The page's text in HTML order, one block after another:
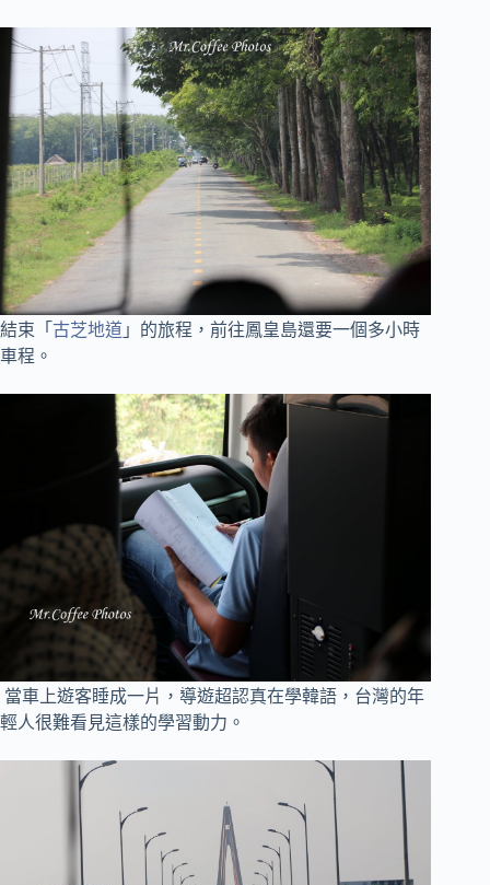
結束「 古芝地道 」的旅程，前往鳳皇島還要一個多小時
車程。
當車上遊客睡成一片，導遊超認真在學韓語，台灣的年
輕人很難看見這樣的學習動力。